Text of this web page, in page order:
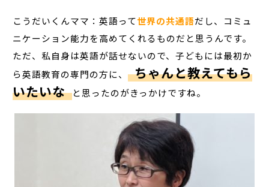
こうだいくんママ：英語って世界の共通語だし、コミュ
ニケーション能力を高めてくれるものだと思うんです。
ただ、私自身は英語が話せないので、子どもには最初か
ら英語教育の専門の方に、 ちゃんと教えてもら
いたいな と思ったのがきっかけですね。